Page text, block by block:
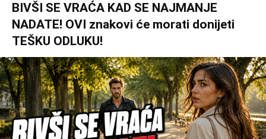
BIVŠI SE VRAĆA KAD SE NAJMANJE
NADATE! OVI znakovi će morati donijeti
TEŠKU ODLUKU!